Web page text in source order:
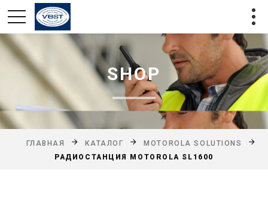
SHOP
ГЛАВНАЯ КАТАЛОГ
MOTOROLA SOLUTIONS
РАДИОСТАНЦИЯ MOTOROLA SL1600